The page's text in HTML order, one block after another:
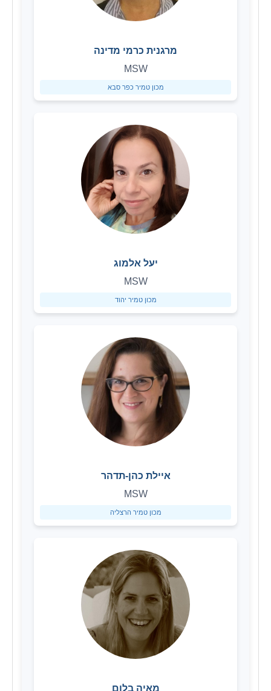
מרגנית כרמי מדינה
MSW
מכון טמיר כפר סבא
יעל אלמוג
MSW
מכון טמיר יהוד
איילת כהן-תדהר
MSW
מכון טמיר הרצליה
מאיה בלום